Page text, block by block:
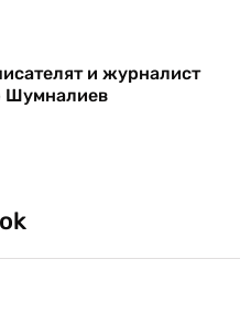
и журналист
Шумналиев